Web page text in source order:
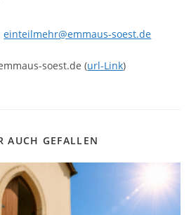
einteilmehr@emmaus-soest.de
soest.de (url-Link)
AUCH GEFALLEN